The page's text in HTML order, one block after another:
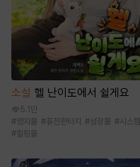
소설 헬 난이도에서 쉴게요
5.1만
#영지물 #퓨전판타지 #성장물 #시스템
# 힐링물